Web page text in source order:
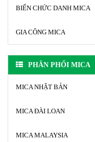
BIỂN CHỨC DANH MICA
GIA CÔNG MICA
PHÂN PHỐI MICA
MICA NHẬT BẢN
MICA ĐÀI LOAN
MICA MALAYSIA